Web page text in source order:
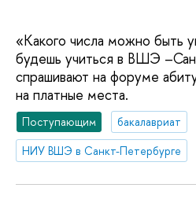
«Какого числа можно быть
будешь учиться в ВШЭ
спрашивают на форуме
на платные места.
Поступающим
бакалавриат
НИУ ВШЭ в Санкт-Петербурге